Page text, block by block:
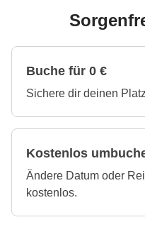
Buche für 0 €
Sichere dir deinen
Kostenlos
Ändere Datum oder
kostenlos.